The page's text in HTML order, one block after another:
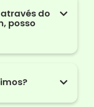
do
posso